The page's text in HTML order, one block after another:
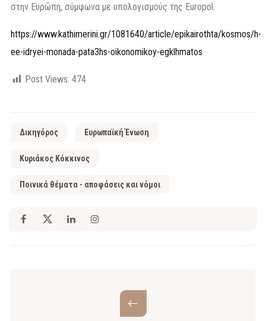
στην Ευρώπη, σύμφωνα με υπολογισμούς της Europol.
https://www.kathimerini.gr/1081640/article/epikairothta/kosmos/h-
ee-idryei-monada-pata3hs-oikonomikoy-egklhmatos
Post Views: 474
Δικηγόρος Ευρωπαϊκή Ένωση
Κυριάκος Κόκκινος
Ποινικά θέματα - αποφάσεις και νόμοι